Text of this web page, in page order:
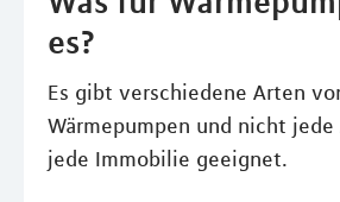
es?
Es gibt verschiedene Arten
Wärmepumpen und nicht
jede Immobilie geeignet.